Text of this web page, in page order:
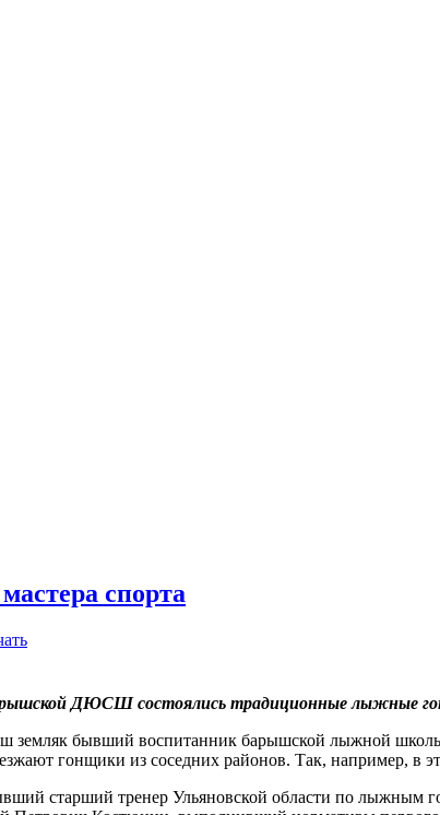
спорта
ДЮСШ состоялись традиционные лыжные
земляк бывший воспитанник барышской лыжной
гонщики из соседних районов. Так, например, в
старший тренер Ульяновской области по лыжным